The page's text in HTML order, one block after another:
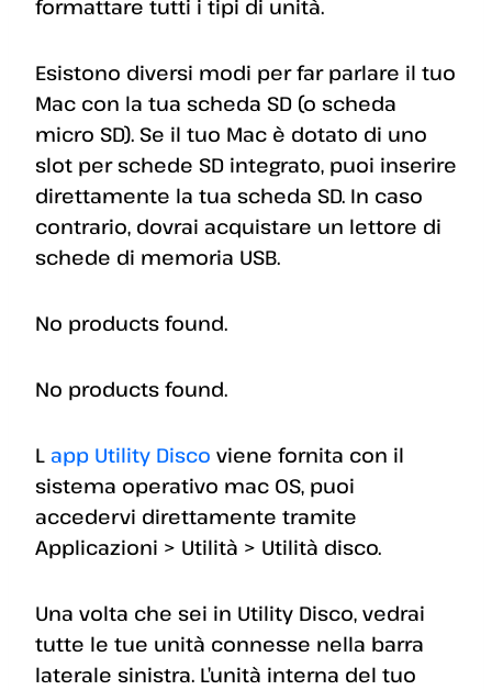
formattare tutti i tipi di unità.
Esistono diversi modi per far parlare il tuo
Mac con la tua scheda SD (o scheda
micro SD). Se il tuo Mac è dotato di uno
slot per schede SD integrato, puoi inserire
direttamente la tua scheda SD. In caso
contrario, dovrai acquistare un lettore di
schede di memoria USB.
No products found.
No products found.
L app Utility Disco viene fornita con il
sistema operativo mac OS, puoi
accedervi direttamente tramite
Applicazioni > Utilità > Utilità disco.
Una volta che sei in Utility Disco, vedrai
tutte le tue unità connesse nella barra
laterale sinistra. L’unità interna del tuo